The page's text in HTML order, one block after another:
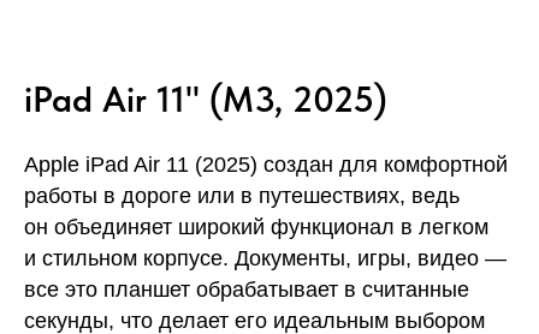
iPad Air 11" (M3, 2025)
Apple iPad Air 11 (2025) создан для комфортной
работы в дороге или в путешествиях, ведь
он объединяет широкий функционал в легком
и стильном корпусе. Документы, игры, видео —
все это планшет обрабатывает в считанные
секунды, что делает его идеальным выбором